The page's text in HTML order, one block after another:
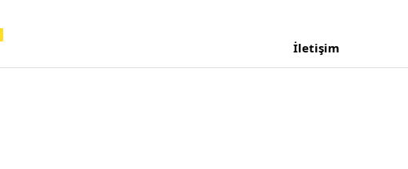
İletişim